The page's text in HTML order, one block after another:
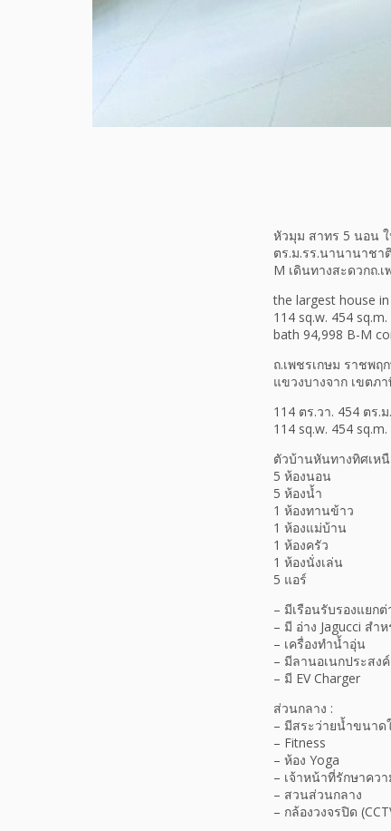
หัวมุม สาทร 5 นอน ใ
ตร.ม.รร.นานานาชา
M เดินทางสะดวกถ.
the largest house
114 sq.w. 454
bath 94,998 B-M
ถ.เพชรเกษม ราชพ
แขวงบางจาก เขตภ
114 ตร.วา. 454 ตร.ม.
114 sq.w. 454 sq.m.
ตัวบ้านหันทางทิศเหนื
5 ห้องนอน
5 ห้องน้ำ
1 ห้องทานข้าว
1 ห้องแม่บ้าน
1 ห้องครัว
1 ห้องนั่งเล่น
5 แอร์
– มีเรือนรับรองแยกต่
– มี อ่าง Jagucci สำ
– เครื่องทำน้ำอุ่น
– มีลานอเนกประสงค์
– มี EV Charger
ส่วนกลาง :
– มีสระว่ายน้ำขนาด
– Fitness
– ห้อง Yoga
– เจ้าหน้าที่รักษาคว
– สวนส่วนกลาง
– กล้องวงจรปิด